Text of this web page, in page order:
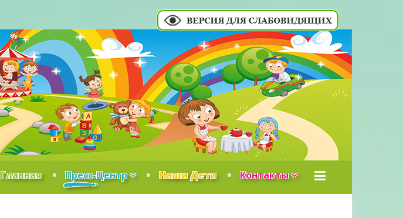
Главная Пресс-Центр Наши Дети Контакты